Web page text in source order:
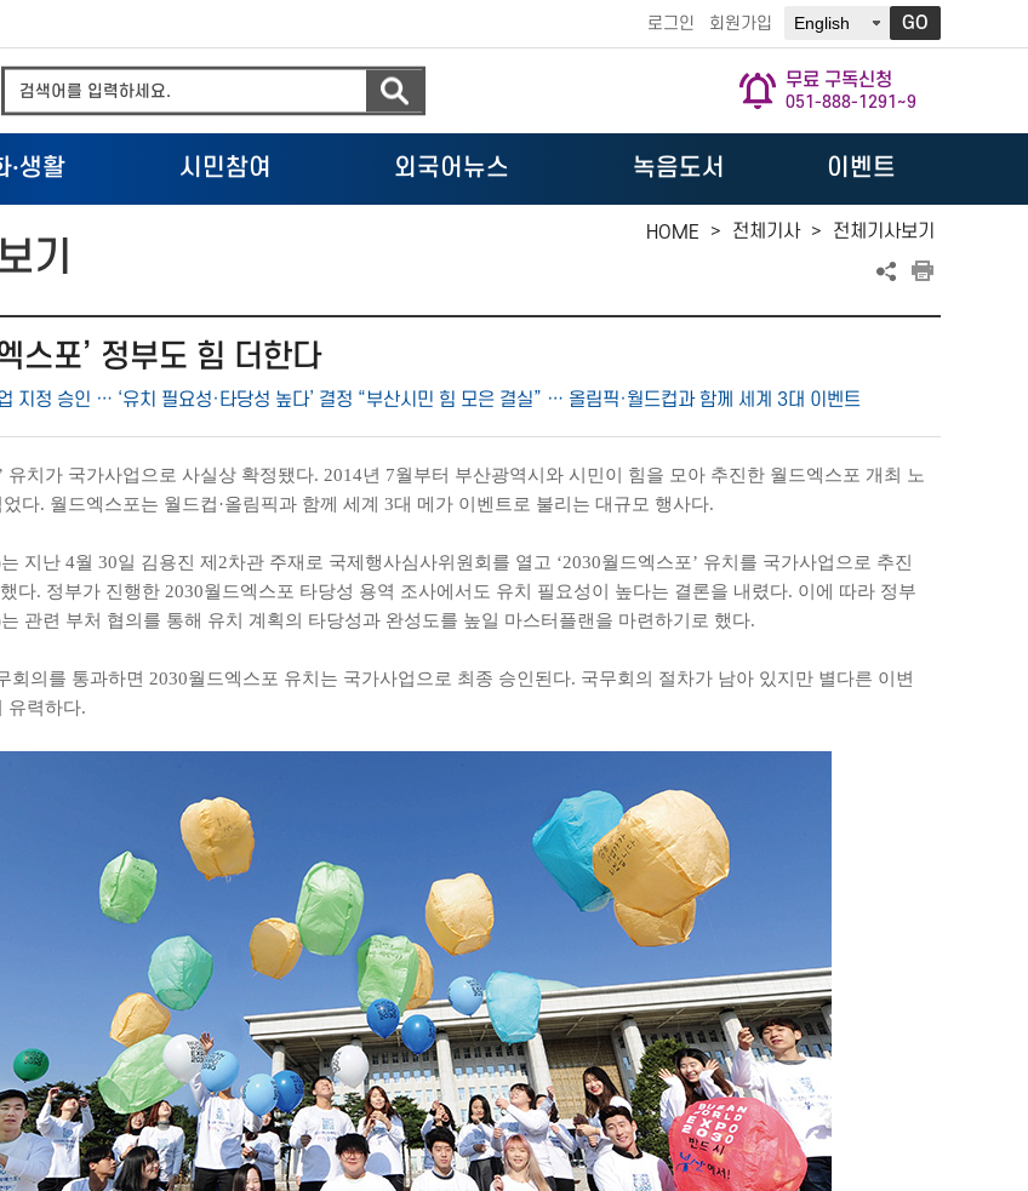
로그인 회원가입 GO
무료 구독신청
051-888-1291~9
·생활 시민참여 외국어뉴스 녹음도서 이벤트
HOME > 전체기사 > 전체기사보기
기
스포’ 정부도 힘 더한다
지정 승인 … ‘유치 필요성·타당성 높다’ 결정 “부산시민 힘 모은 결실” … 올림픽·월드컵과 함께 세계 3대 이벤트
유치가 국가사업으로 사실상 확정됐다. 2014년 7월부터 부산광역시와 시민이 힘을 모아 추진한 월드엑스포 개최 노
다. 월드엑스포는 월드컵·올림픽과 함께 세계 3대 메가 이벤트로 불리는 대규모 행사다.
지난 4월 30일 김용진 제2차관 주재로 국제행사심사위원회를 열고 ‘2030월드엑스포’ 유치를 국가사업으로 추진
다. 정부가 진행한 2030월드엑스포 타당성 용역 조사에서도 유치 필요성이 높다는 결론을 내렸다. 이에 따라 정부
관련 부처 협의를 통해 유치 계획의 타당성과 완성도를 높일 마스터플랜을 마련하기로 했다.
회의를 통과하면 2030월드엑스포 유치는 국가사업으로 최종 승인된다. 국무회의 절차가 남아 있지만 별다른 이변
유력하다.